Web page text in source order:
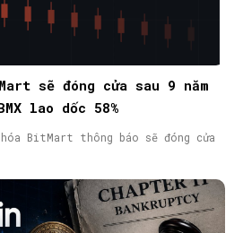
sẽ đóng cửa sau 9 năm
lao dốc 58%
BitMart thông báo sẽ đóng cửa